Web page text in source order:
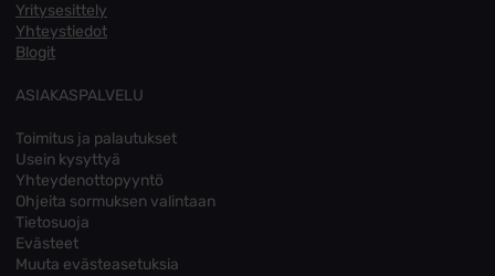
Yritysesittely
Yhteystiedot
Blogit
ASIAKASPALVELU
Toimitus ja palautukset
Usein kysyttyä
Yhteydenottopyyntö
Ohjeita sormuksen valintaan
Tietosuoja
Evästeet
Muuta evästeasetuksia